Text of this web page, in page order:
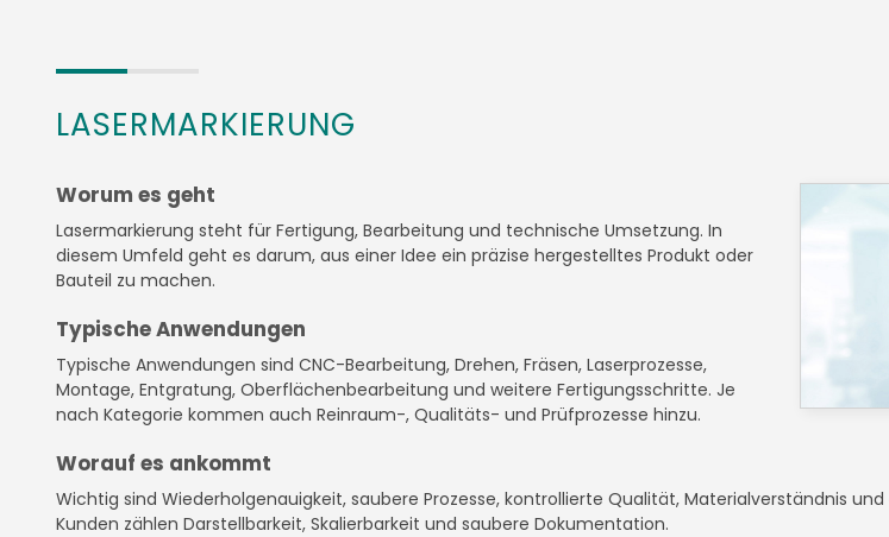
LASERMARKIERUNG
Worum es geht
Lasermarkierung steht für Fertigung, Bearbeitung und technische Umsetzung. In
diesem Umfeld geht es darum, aus einer Idee ein präzise hergestelltes Produkt oder
Bauteil zu machen.
Typische Anwendungen
Typische Anwendungen sind CNC-Bearbeitung, Drehen, Fräsen, Laserprozesse,
Montage, Entgratung, Oberflächenbearbeitung und weitere Fertigungsschritte. Je
nach Kategorie kommen auch Reinraum-, Qualitäts- und Prüfprozesse hinzu.
Worauf es ankommt
Wichtig sind Wiederholgenauigkeit, saubere Prozesse, kontrollierte Qualität, Materialverständnis
Kunden zählen Darstellbarkeit, Skalierbarkeit und saubere Dokumentation.